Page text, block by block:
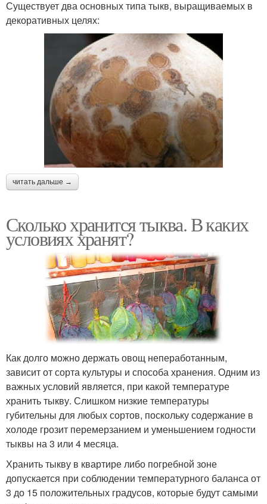
Существует два основных типа тыкв, выращиваемых в
декоративных целях:
читать дальше →
Сколько хранится тыква. В каких
условиях хранят?
Как долго можно держать овощ непеработанным,
зависит от сорта культуры и способа хранения. Одним из
важных условий является, при какой температуре
хранить тыкву. Слишком низкие температуры
губительны для любых сортов, поскольку содержание в
холоде грозит перемерзанием и уменьшением годности
тыквы на 3 или 4 месяца.
Хранить тыкву в квартире либо погребной зоне
допускается при соблюдении температурного баланса от
3 до 15 положительных градусов, которые будут самыми